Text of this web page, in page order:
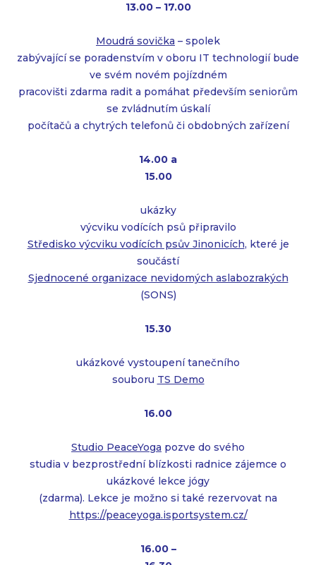
13.00 – 17.00
Moudrá sovička – spolek
zabývající se poradenstvím v oboru IT technologií bude
ve svém novém pojízdném
pracovišti zdarma radit a pomáhat především seniorům
se zvládnutím úskalí
počítačů a chytrých telefonů či obdobných zařízení
14.00 a
15.00
ukázky
výcviku vodících psů připravilo
Středisko výcviku vodících psův Jinonicích, které je
součástí
Sjednocené organizace nevidomých aslabozrakých
(SONS)
15.30
ukázkové vystoupení tanečního
souboru TS Demo
16.00
Studio PeaceYoga pozve do svého
studia v bezprostřední blízkosti radnice zájemce o
ukázkové lekce jógy
(zdarma). Lekce je možno si také rezervovat na
https://peaceyoga.isportsystem.cz/
16.00 –